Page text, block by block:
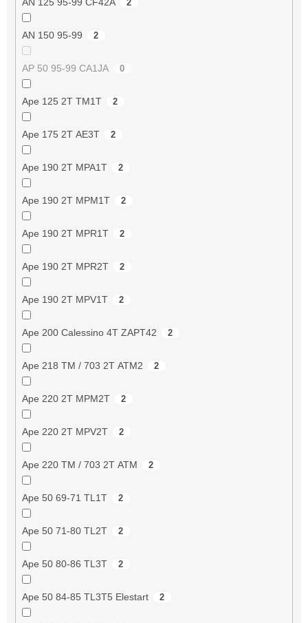
2
AN 150 95-99 2
AP 50 95-99 CA1JA 0
Ape 125 2T TM1T 2
Ape 175 2T AE3T 2
Ape 190 2T MPA1T 2
Ape 190 2T MPM1T 2
Ape 190 2T MPR1T 2
Ape 190 2T MPR2T 2
Ape 190 2T MPV1T 2
Ape 200 Calessino 4T ZAPT42 2
Ape 218 TM / 703 2T ATM2 2
Ape 220 2T MPM2T 2
Ape 220 2T MPV2T 2
Ape 220 TM / 703 2T ATM 2
Ape 50 69-71 TL1T 2
Ape 50 71-80 TL2T 2
Ape 50 80-86 TL3T 2
Ape 50 84-85 TL3T5 Elestart 2